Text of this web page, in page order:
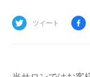
ツイート